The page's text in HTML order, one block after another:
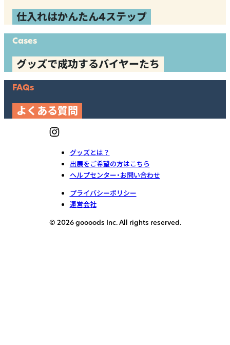
仕入れはかんたん4ステップ
Cases
グッズで成功するバイヤーたち
FAQs
よくある質問
グッズとは？
出展をご希望の方はこちら
ヘルプセンター・お問い合わせ
プライバシーポリシー
運営会社
© 2026 goooods Inc. All rights reserved.